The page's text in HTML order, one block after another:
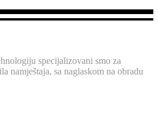
specijalizovani smo za
namještaja, sa naglaskom na obradu